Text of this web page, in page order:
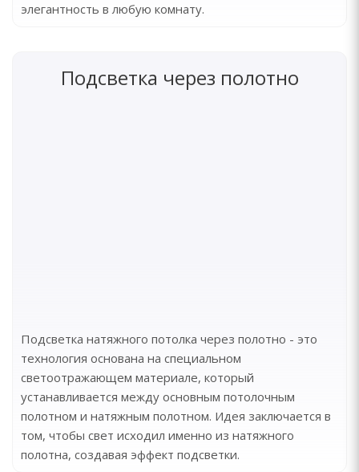
элегантность в любую комнату.
Подсветка через полотно
Подсветка натяжного потолка через полотно - это
технология основана на специальном
светоотражающем материале, который
устанавливается между основным потолочным
полотном и натяжным полотном. Идея заключается в
том, чтобы свет исходил именно из натяжного
полотна, создавая эффект подсветки.